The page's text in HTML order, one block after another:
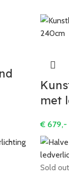
met
€ 679,-
Sold out